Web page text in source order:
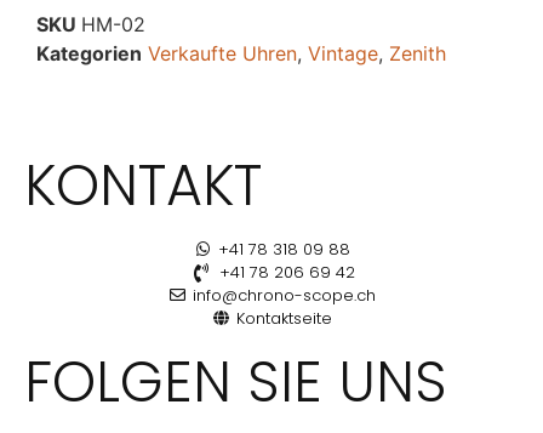
SKU HM-02
Kategorien Verkaufte Uhren, Vintage, Zenith
KONTAKT
+41 78 318 09 88
+41 78 206 69 42
info@chrono-scope.ch
Kontaktseite
FOLGEN SIE UNS